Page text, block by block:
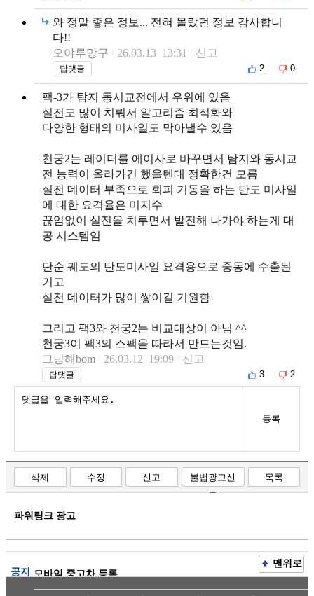
와 정말 좋은 정보... 전혀 몰랐던 정보 감사합니
다!!
오야루망구
26.03.13 13:31 신고
답댓글 2 0
팩-3가 탐지 동시교전에서 우위에 있음
실전도 많이 치뤄서 알고리즘 최적화와
다양한 형태의 미사일도 막아낼수 있음
천궁2는 레이더를 에이사로 바꾸면서 탐지와 동시교
전 능력이 올라가긴 했을텐대 정확한건 모름
실전 데이터 부족으로 회피 기동을 하는 탄도 미사일
에 대한 요격율은 미지수
끊임없이 실전을 치루면서 발전해 나가야 하는게 대
공 시스템임
단순 궤도의 탄도미사일 요격용으로 중동에 수출된
거고
실전 데이터가 많이 쌓이길 기원함
그리고 팩3와 천궁2는 비교대상이 아님 ^^
천궁3이 팩3의 스팩을 따라서 만드는것임.
그냥해bom
26.03.12 19:09 신고
답댓글 3 2
등록
삭제 수정 신고
불법광고신
고
목록
파워링크 광고
공지 모바일 중고차 등록
맨위로